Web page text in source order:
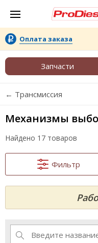
Оплата заказа
Запчасти
← Трансмиссия
Механизмы
Найдено 17 товаров
Фильтр